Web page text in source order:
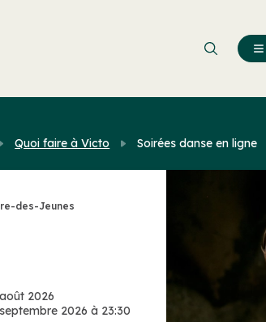
contenu
principal
Quoi faire à Victo Soirées danse en ligne
des-Jeunes
2026
2026 à 23:30